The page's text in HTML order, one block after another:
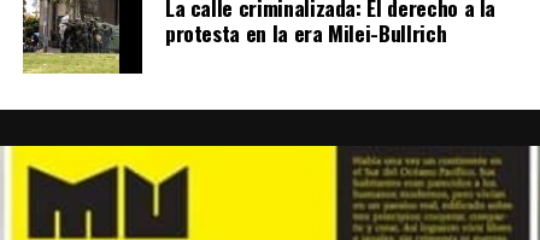
La calle criminalizada: El derecho a la
protesta en la era Milei-Bullrich